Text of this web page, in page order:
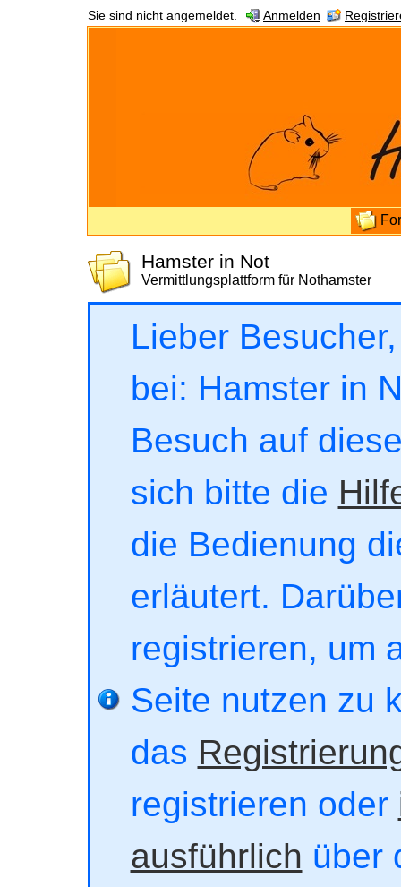
Sie sind nicht angemeldet. Anmelden
Hamster in Not
Vermittlungsplattform für Nothamster
Lieber
bei: Hamster in
Besuch auf
sich bitte die
die Bedienung
erläutert.
registrieren, um
Seite nutzen zu
das
registrieren oder
ausführlich über